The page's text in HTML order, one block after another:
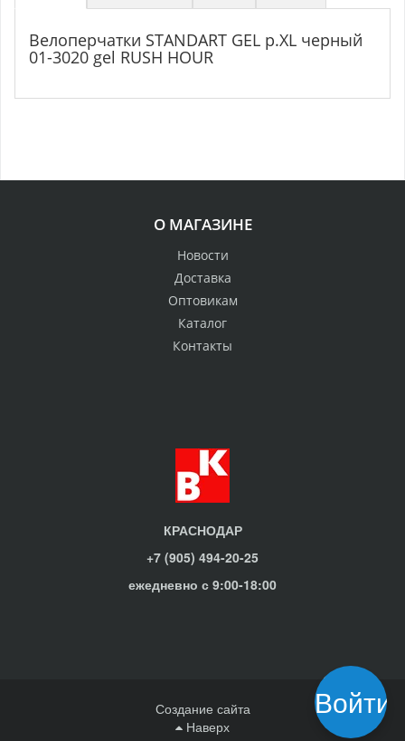
Велоперчатки STANDART GEL р.XL черный
01-3020 gel RUSH HOUR
О МАГАЗИНЕ
Новости
Доставка
Оптовикам
Каталог
Контакты
КРАСНОДАР
+7 (905) 494-20-25
ежедневно с 9:00-18:00
Создание сайта
Наверх
Войти